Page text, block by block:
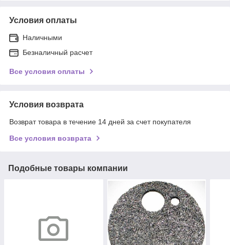
Условия оплаты
Наличными
Безналичный расчет
Все условия оплаты
Условия возврата
Возврат товара в течение 14 дней за счет покупателя
Все условия возврата
Подобные товары компании